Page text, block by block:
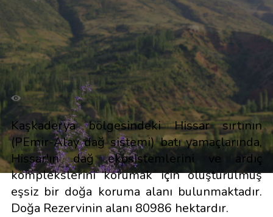
Kaşkaderya bölgesindeki Hissar sırtının
(PEmir-Alay dağ sistemi) batı yamaçlarında,
Hissar'ın dağ ekosistemlerini ve ardıç
komplekslerini korumak için oluşturulmuş
eşsiz bir doğa koruma alanı bulunmaktadır.
Doğa Rezervinin alanı 80986 hektardır.